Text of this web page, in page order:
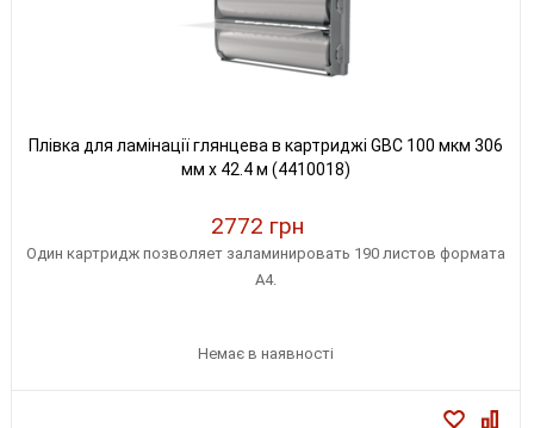
Плівка для ламінації глянцева в картриджі GBC 100 мкм 306
мм х 42.4 м (4410018)
2772 грн
Один картридж позволяет заламинировать 190 листов формата
A4.
Немає в наявності